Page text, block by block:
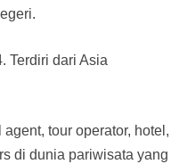
Terdiri dari Asia
tour operator, hotel,
di dunia pariwisata yang